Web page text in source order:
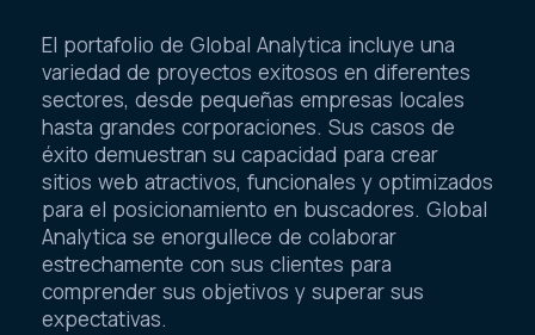
El portafolio de Global Analytica incluye una
variedad de proyectos exitosos en diferentes
sectores, desde pequeñas empresas locales
hasta grandes corporaciones. Sus casos de
éxito demuestran su capacidad para crear
sitios web atractivos, funcionales y optimizados
para el posicionamiento en buscadores. Global
Analytica se enorgullece de colaborar
estrechamente con sus clientes para
comprender sus objetivos y superar sus
expectativas.